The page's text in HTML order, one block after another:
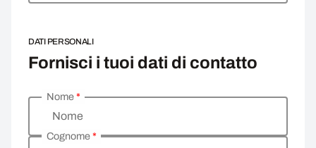
DATI PERSONALI
Fornisci i tuoi dati di contatto
Inserisci i tuoi dati personali
Nome
Nome*
Cognome*